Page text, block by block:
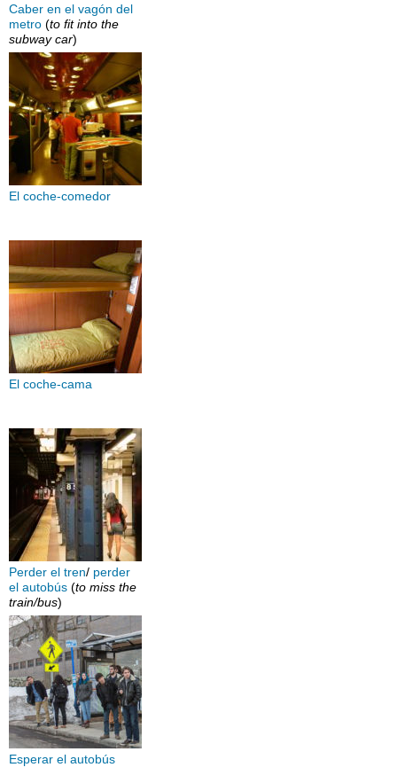
Caber en el vagón del
metro (to fit into the
subway car)
El coche-comedor
El coche-cama
Perder el tren/ perder
el autobús (to miss the
train/bus)
Esperar el autobús